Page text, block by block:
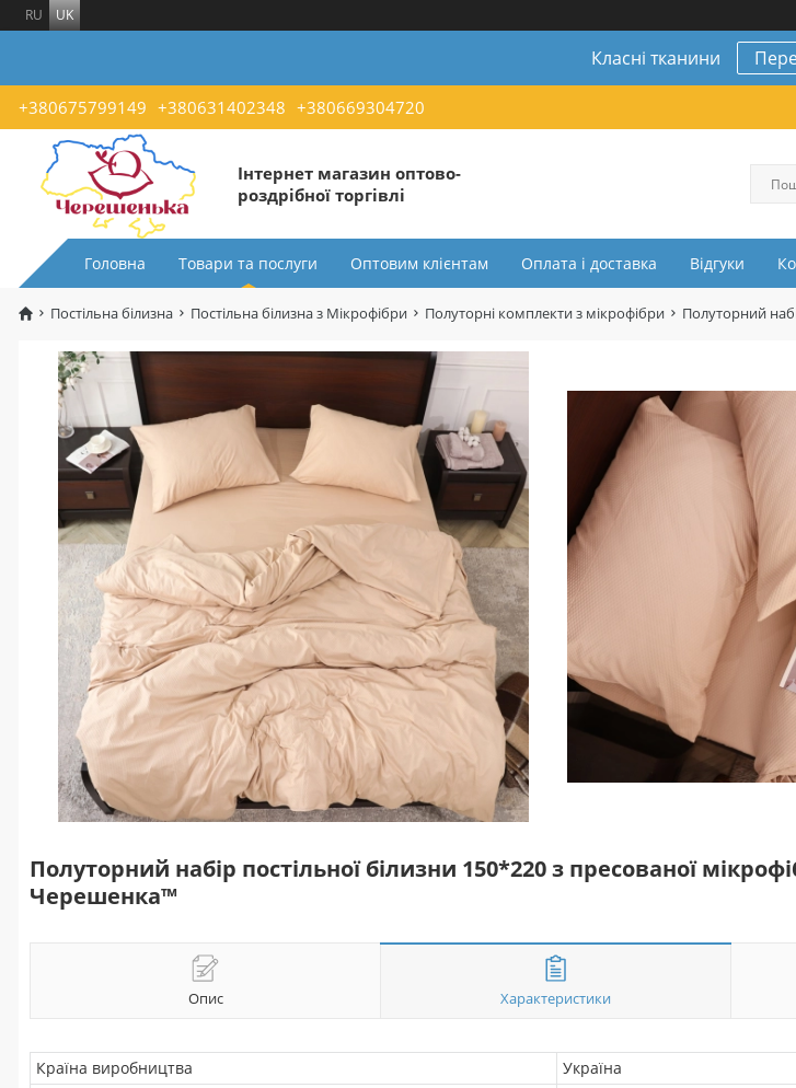
RU UK
Класні тканини
+380675799149 +380631402348 +380669304720
Інтернет магазин оптово-
роздрібної торгівлі
Головна Товари та послуги Оптовим клієнтам Оплата і доставка Відгуки
Постільна білизна Постільна білизна з Мікрофібри Полуторні комплекти з мікрофібри Полуторний
Полуторний набір постільної білизни 150*220 з пресованої
Черешенка™
Опис Характеристики
Країна виробництва
Україна